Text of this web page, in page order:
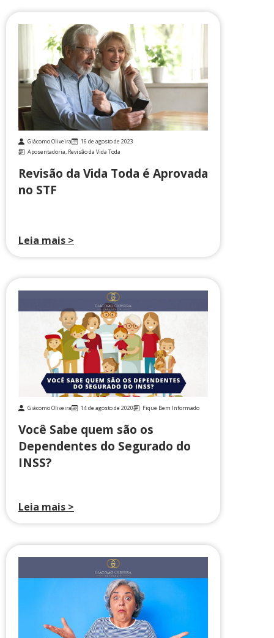
Giácomo Oliveira
16 de agosto de 2023
Aposentadoria, Revisão da Vida Toda
Revisão da Vida Toda é Aprovada
no STF
Leia mais >
Giácomo Oliveira 14 de agosto de 2020 Fique Bem Informado
Você Sabe quem são os
Dependentes do Segurado do
INSS?
Leia mais >